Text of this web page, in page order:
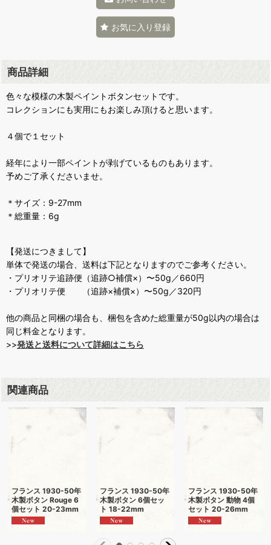
お気に入り登録
商品詳細
色々な模様の木製ペイントボタンセットです。
コレクションにも実用にもお楽しみ頂けると思います。
４個で１セット
経年により一部ペイントが剥げているものもあります。
予めご了承くださいませ。
＊サイズ：9-27mm
＊総重量：6g
【発送につきまして】
単体で発送の場合、送料は下記となりますのでご参考ください。
・プリオリテ追跡便（追跡○補償×）〜50g／660円
・プリオリテ便 （追跡×補償×）〜50g／320円
他の商品と同梱の場合も、梱包を含めた総重量が50g以内の場合は
同じ料金となります。
>>発送と送料について詳細はこちら
関連商品
フランス 1930-50年
木製ボタン Rouge 6
個セット 20-23mm
フランス 1930-50年
木製ボタン 6個セッ
ト 18-22mm
フランス 1930-50年
木製ボタン 動物 4個
セット 20-26mm